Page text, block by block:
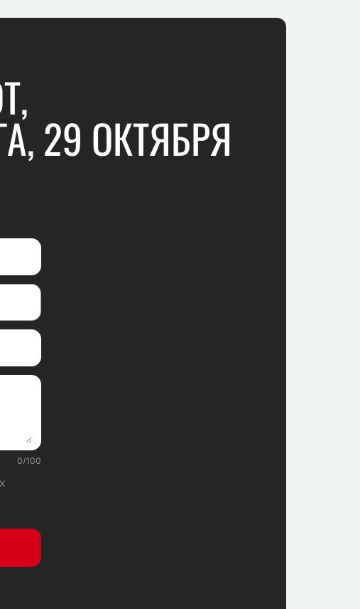
29 ОКТЯБРЯ
0/100